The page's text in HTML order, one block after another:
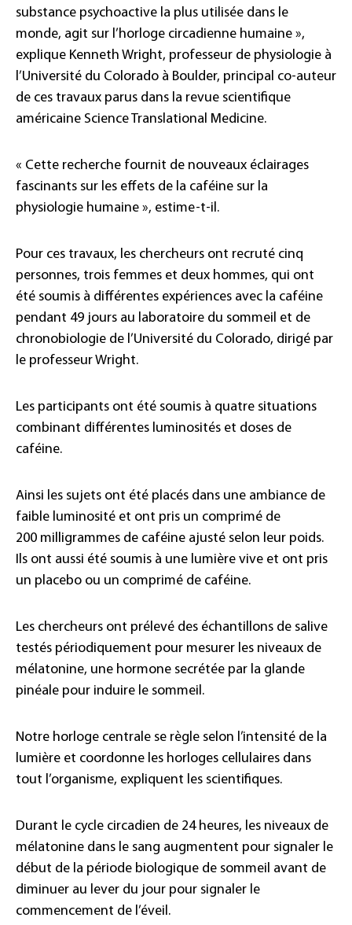
substance psychoactive la plus utilisée dans le
monde, agit sur l’horloge circadienne humaine »,
explique Kenneth Wright, professeur de physiologie à
l’Université du Colorado à Boulder, principal co-auteur
de ces travaux parus dans la revue scientifique
américaine Science Translational Medicine.
« Cette recherche fournit de nouveaux éclairages
fascinants sur les effets de la caféine sur la
physiologie humaine », estime-t-il.
Pour ces travaux, les chercheurs ont recruté cinq
personnes, trois femmes et deux hommes, qui ont
été soumis à différentes expériences avec la caféine
pendant 49 jours au laboratoire du sommeil et de
chronobiologie de l’Université du Colorado, dirigé par
le professeur Wright.
Les participants ont été soumis à quatre situations
combinant différentes luminosités et doses de
caféine.
Ainsi les sujets ont été placés dans une ambiance de
faible luminosité et ont pris un comprimé de
200 milligrammes de caféine ajusté selon leur poids.
Ils ont aussi été soumis à une lumière vive et ont pris
un placebo ou un comprimé de caféine.
Les chercheurs ont prélevé des échantillons de salive
testés périodiquement pour mesurer les niveaux de
mélatonine, une hormone secrétée par la glande
pinéale pour induire le sommeil.
Notre horloge centrale se règle selon l’intensité de la
lumière et coordonne les horloges cellulaires dans
tout l’organisme, expliquent les scientifiques.
Durant le cycle circadien de 24 heures, les niveaux de
mélatonine dans le sang augmentent pour signaler le
début de la période biologique de sommeil avant de
diminuer au lever du jour pour signaler le
commencement de l’éveil.